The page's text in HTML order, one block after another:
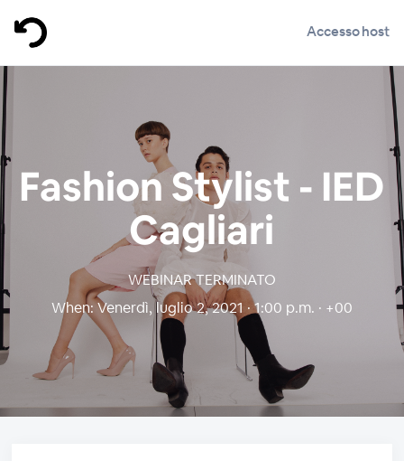
Accesso host
Fashion Stylist - IED
Cagliari
WEBINAR TERMINATO
When:Venerdì, luglio 2, 2021 · 1:00 p.m. · +00